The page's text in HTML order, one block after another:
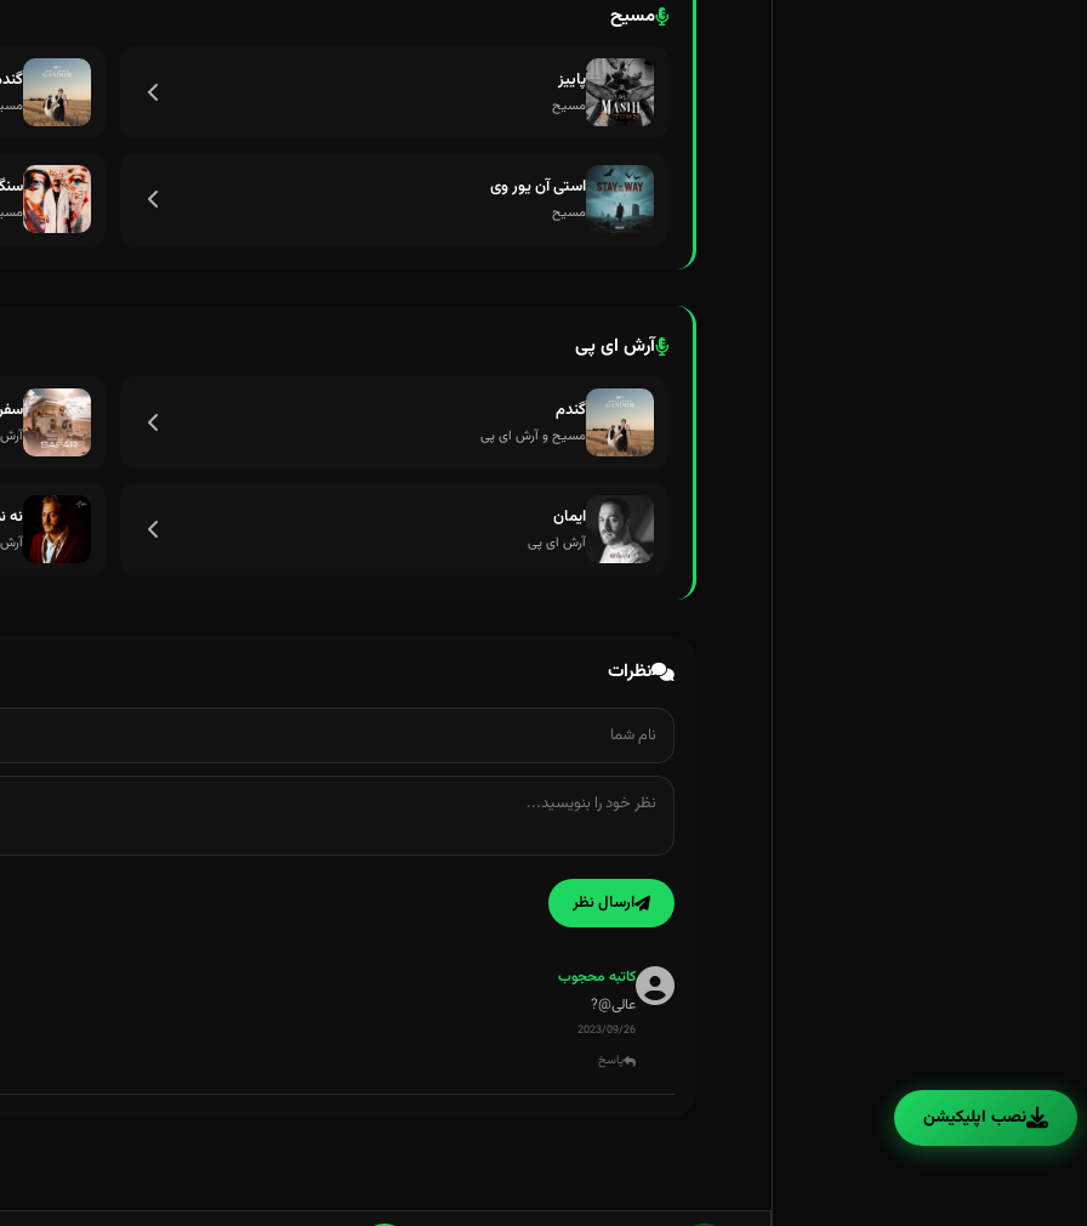
مسیح
پاییز
مسیح
استی آن یور وی
مسیح
آرش ای پی
گندم
مسیح و آرش ای پی
ایمان
آرش ای پی
نه
نظرات
ارسال نظر
کاتبه محجوب
عالی@?
2023/09/26
پاسخ
نصب اپلیکیشن